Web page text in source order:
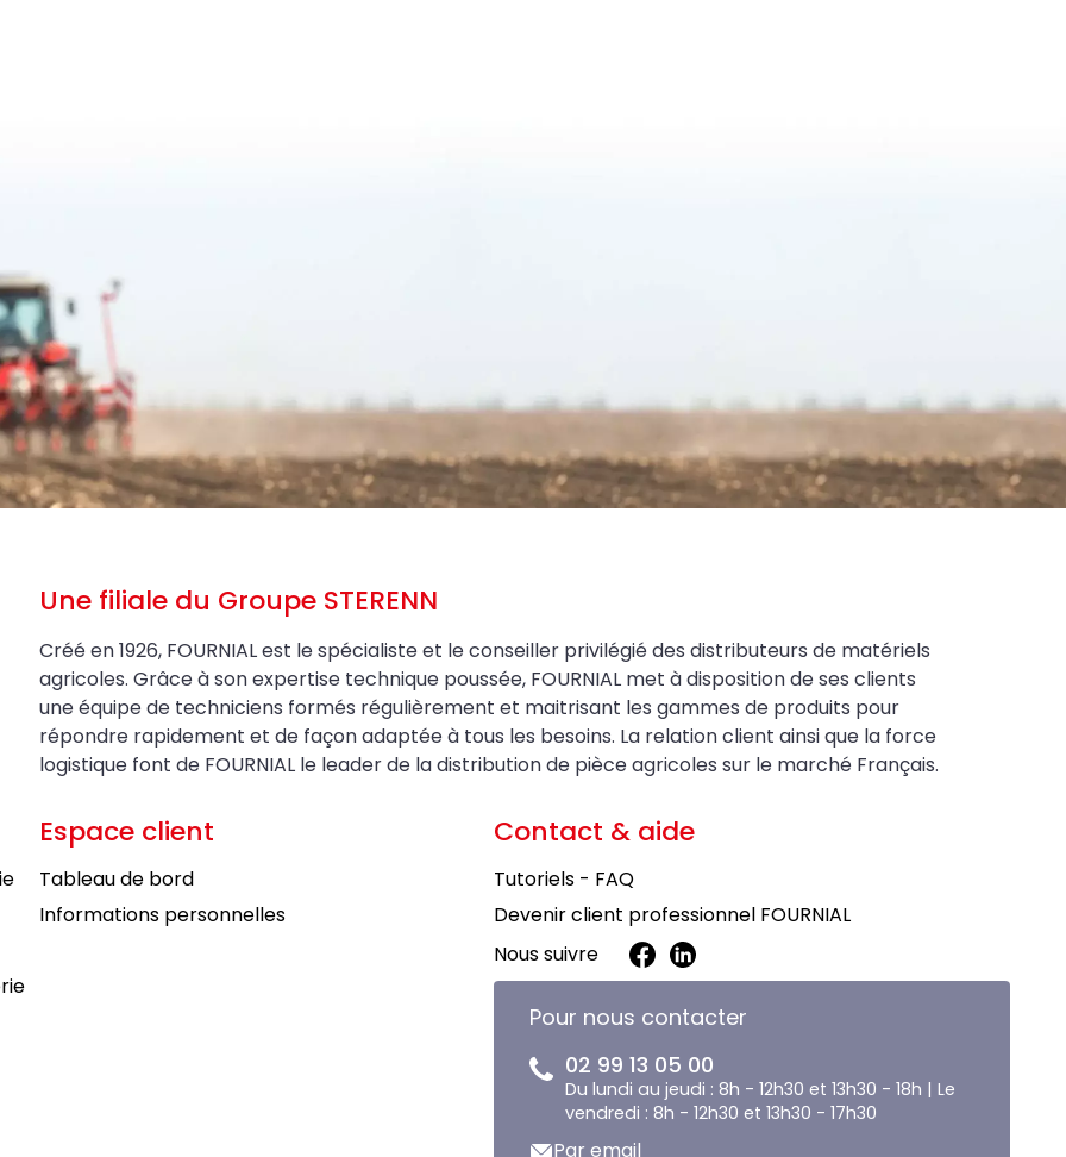
Une filiale du Groupe STERENN
Créé en 1926, FOURNIAL est le spécialiste et le conseiller privilégié des distributeurs de matériels
agricoles. Grâce à son expertise technique poussée, FOURNIAL met à disposition de ses clients
une équipe de techniciens formés régulièrement et maitrisant les gammes de produits pour
répondre rapidement et de façon adaptée à tous les besoins. La relation client ainsi que la force
logistique font de FOURNIAL le leader de la distribution de pièce agricoles sur le marché Français.
Espace client
Tableau de bord
Informations personnelles
Contact & aide
Tutoriels - FAQ
Devenir client professionnel FOURNIAL
Nous suivre
Pour nous contacter
02 99 13 05 00
Du lundi au jeudi : 8h - 12h30 et 13h30 - 18h | Le
vendredi : 8h - 12h30 et 13h30 - 17h30
Par email